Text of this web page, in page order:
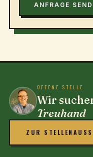
ANFRAGE
OFFENE STELLE
Wir
Treuhand
ZUR